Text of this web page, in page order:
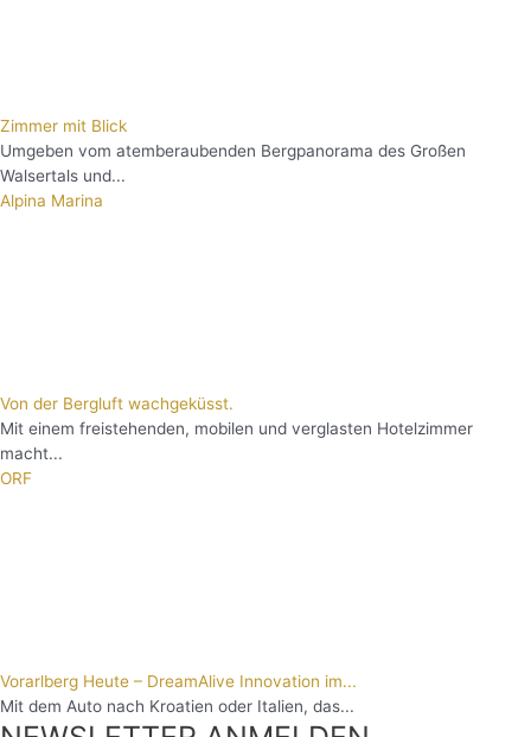
Zimmer mit Blick
Umgeben vom atemberaubenden Bergpanorama des Großen
Walsertals und...
Alpina Marina
Von der Bergluft wachgeküsst.
Mit einem freistehenden, mobilen und verglasten Hotelzimmer
macht...
ORF
Vorarlberg Heute – DreamAlive Innovation im...
Mit dem Auto nach Kroatien oder Italien, das...